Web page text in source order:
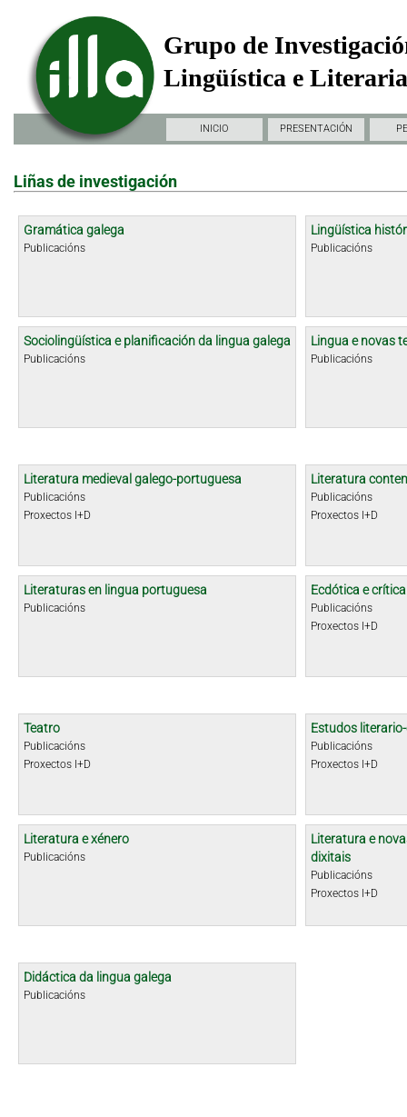
Grupo de
Lingüística e
INICIO PRESENTACIÓN
Liñas de investigación
Gramática galega
Publicacións
Lingüística
Publicacións
Sociolingüística e planificación da lingua galega
Publicacións
Lingua e novas
Publicacións
Literatura medieval galego-portuguesa
Publicacións
Proxectos I+D
Literatura
Publicacións
Proxectos I+D
Literaturas en lingua portuguesa
Publicacións
Ecdótica e
Publicacións
Proxectos I+D
Teatro
Publicacións
Proxectos I+D
Estudos
Publicacións
Proxectos I+D
Literatura e xénero
Publicacións
Literatura e
dixitais
Publicacións
Proxectos I+D
Didáctica da lingua galega
Publicacións